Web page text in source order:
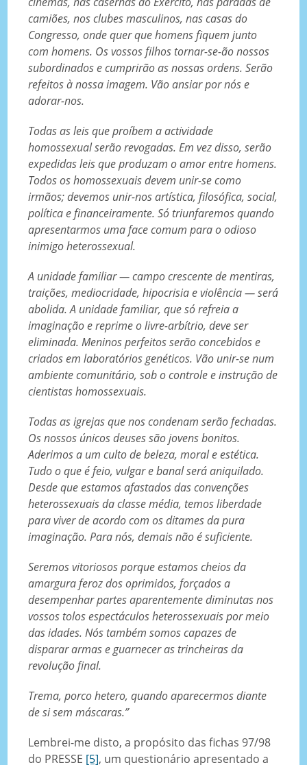
camiões, nos clubes masculinos, nas casas do
Congresso, onde quer que homens fiquem junto
com homens. Os vossos filhos tornar-se-ão nossos
subordinados e cumprirão as nossas ordens. Serão
refeitos à nossa imagem. Vão ansiar por nós e
adorar-nos.
Todas as leis que proíbem a actividade
homossexual serão revogadas. Em vez disso, serão
expedidas leis que produzam o amor entre homens.
Todos os homossexuais devem unir-se como
irmãos; devemos unir-nos artística, filosófica, social,
política e financeiramente. Só triunfaremos quando
apresentarmos uma face comum para o odioso
inimigo heterossexual.
A unidade familiar — campo crescente de mentiras,
traições, mediocridade, hipocrisia e violência — será
abolida. A unidade familiar, que só refreia a
imaginação e reprime o livre-arbítrio, deve ser
eliminada. Meninos perfeitos serão concebidos e
criados em laboratórios genéticos. Vão unir-se num
ambiente comunitário, sob o controle e instrução de
cientistas homossexuais.
Todas as igrejas que nos condenam serão fechadas.
Os nossos únicos deuses são jovens bonitos.
Aderimos a um culto de beleza, moral e estética.
Tudo o que é feio, vulgar e banal será aniquilado.
Desde que estamos afastados das convenções
heterossexuais da classe média, temos liberdade
para viver de acordo com os ditames da pura
imaginação. Para nós, demais não é suficiente.
Seremos vitoriosos porque estamos cheios da
amargura feroz dos oprimidos, forçados a
desempenhar partes aparentemente diminutas nos
vossos tolos espectáculos heterossexuais por meio
das idades. Nós também somos capazes de
disparar armas e guarnecer as trincheiras da
revolução final.
Trema, porco hetero, quando aparecermos diante
de si sem máscaras.”
Lembrei-me disto, a propósito das fichas 97/98
do PRESSE [5], um questionário apresentado a